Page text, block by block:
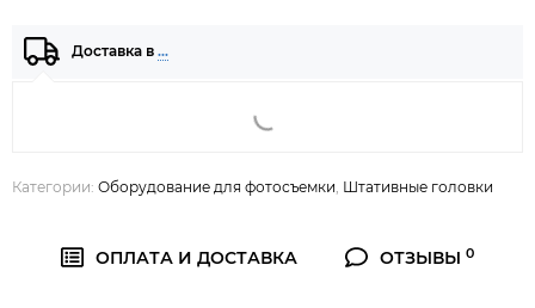
Доставка в …
Категории: Оборудование для фотосъемки Штативные головки
ОПЛАТА И ДОСТАВКА ОТЗЫВЫ 0